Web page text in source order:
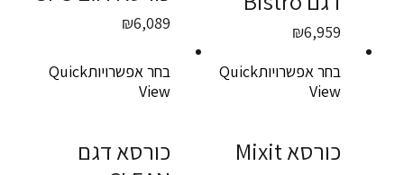
₪6,959
₪6,089
בחר אפשרויותQuick
View
כורסא Mixit
בחר אפשרויותQuick
View
כורסא דגם